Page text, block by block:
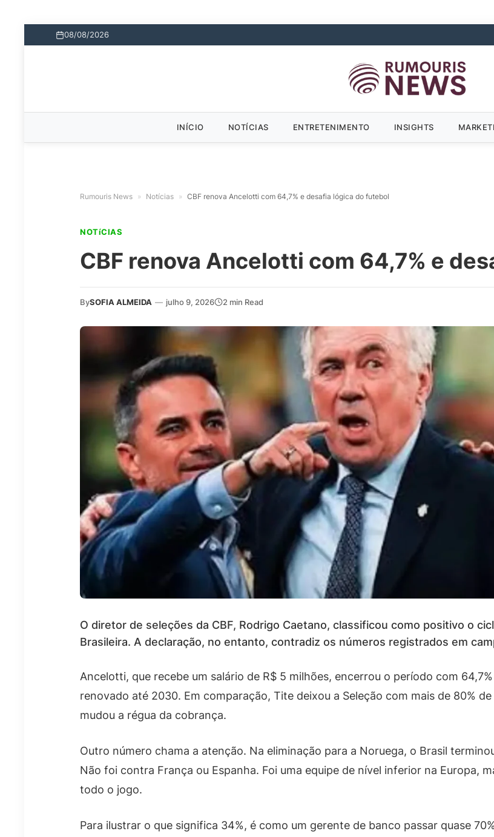
08/08/2026
INÍCIO NOTÍCIAS ENTRETENIMENTO INSIGHTS
Rumouris News » Notícias » CBF renova Ancelotti com 64,7% e desafia lógica do futebol
NOTíCIAS
CBF renova Ancelotti com 64,7% e
BySOFIA ALMEIDA — julho 9, 2026 2 min Read
O diretor de seleções da CBF, Rodrigo Caetano, classificou como positivo o
Brasileira. A declaração, no entanto, contradiz os números registrados em
Ancelotti, que recebe um salário de R$ 5 milhões, encerrou o período com
renovado até 2030. Em comparação, Tite deixou a Seleção com mais de 80%
mudou a régua da cobrança.
Outro número chama a atenção. Na eliminação para a Noruega, o Brasil
Não foi contra França ou Espanha. Foi uma equipe de nível inferior na Europa,
todo o jogo.
Para ilustrar o que significa 34%, é como um gerente de banco passar quase